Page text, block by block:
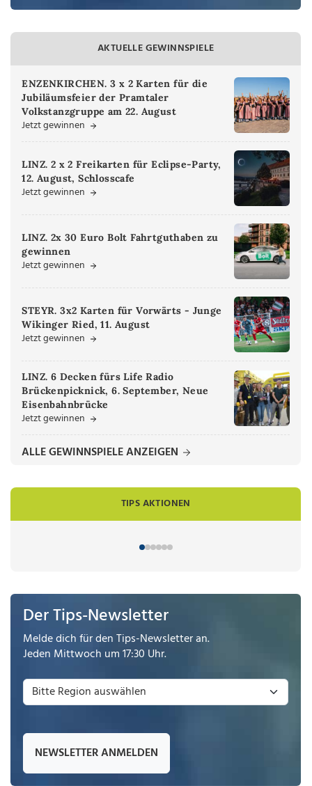
AKTUELLE GEWINNSPIELE
ENZENKIRCHEN. 3 x 2 Karten für die
Jubiläumsfeier der Pramtaler
Volkstanzgruppe am 22. August
Jetzt gewinnen
LINZ. 2 x 2 Freikarten für Eclipse-Party,
12. August, Schlosscafe
Jetzt gewinnen
LINZ. 2x 30 Euro Bolt Fahrtguthaben zu
gewinnen
Jetzt gewinnen
STEYR. 3x2 Karten für Vorwärts - Junge
Wikinger Ried, 11. August
Jetzt gewinnen
LINZ. 6 Decken fürs Life Radio
Brückenpicknick, 6. September, Neue
Eisenbahnbrücke
Jetzt gewinnen
ALLE GEWINNSPIELE ANZEIGEN
TIPS AKTIONEN
Der Tips-Newsletter
Melde dich für den Tips-Newsletter an.
Jeden Mittwoch um 17:30 Uhr.
NEWSLETTER ANMELDEN